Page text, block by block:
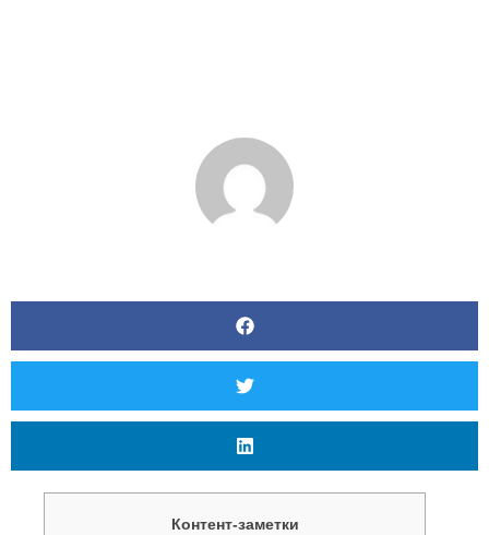
Контент-заметки